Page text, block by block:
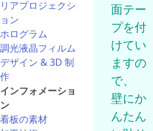
リアプロジェクシ
ョン
ホログラム
調光液晶フィルム
デザイン & 3D 制
作
インフォメーショ
ン
看板の素材
面テー
プを付
けてい
ますの
で、
壁にか
んたん